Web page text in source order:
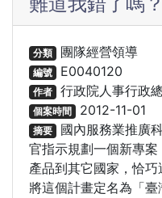
分類 團隊經營領導
編號 E0040120
作者 行政院人事行政
個案時間 2012-11-01
摘要 國內服務業推廣
官指示規劃一個新專
產品到其它國家，恰
將這個計畫定名為「